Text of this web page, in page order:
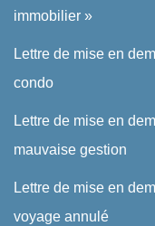
immobilier »
Lettre de mise en
condo
Lettre de mise en
mauvaise gestion
Lettre de mise en
voyage annulé